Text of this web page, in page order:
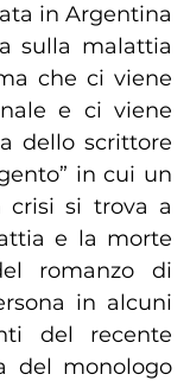
in Argentina
sulla malattia
che ci viene
e ci viene
dello scrittore
in cui un
crisi si trova a
e la morte
romanzo di
in alcuni
del recente
del monologo